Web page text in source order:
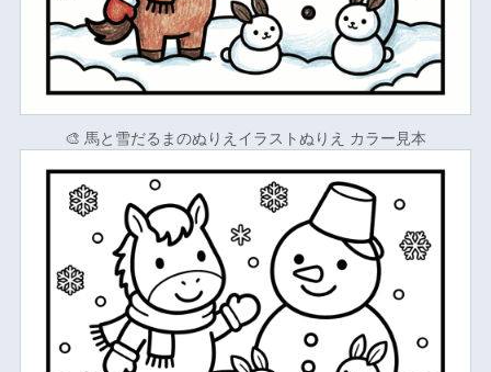
🎨 馬と雪だるまのぬりえイラストぬりえ カラー見本